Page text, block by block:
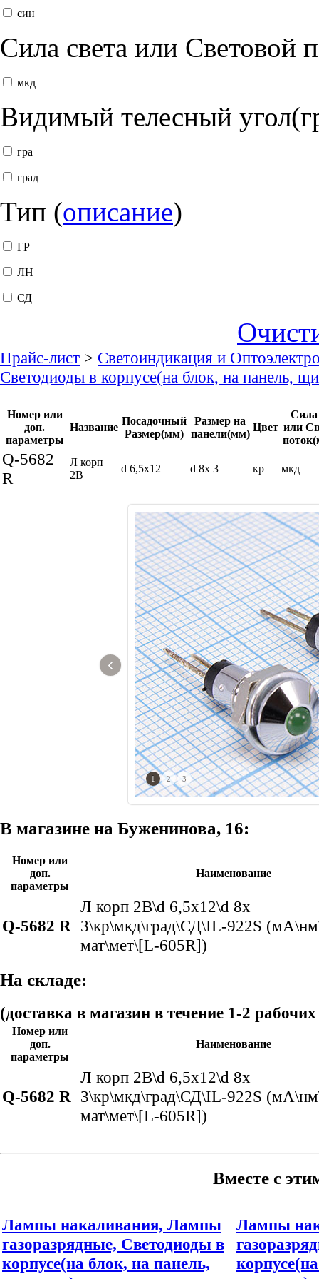
син
Сила света или Световой
мкд
Видимый телесный
гра
град
Тип (описание)
ГР
ЛН
СД
Прайс-лист > Светоиндикация и
Светодиоды в корпусе(на блок, на панель,
Номер или
доп.
параметры
Название
Посадочный
Размер(мм)
Размер на
панели(мм)
Цвет
Сила
или
Q-5682
R
Л корп
2В
d 6,5x12 d 8x 3 кр мкд
‹
1 2 3
В магазине на Буженинова, 16:
Номер или
доп.
параметры
Наименование
Q-5682 R
Л корп 2В\d 6,5x12\d 8x
3\кр\мкд\град\СД\IL-922S
мат\мет\[L-605R])
На складе:
(доставка в магазин в течение 1-2
Номер или
доп.
параметры
Наименование
Q-5682 R
Л корп 2В\d 6,5x12\d 8x
3\кр\мкд\град\СД\IL-922S
мат\мет\[L-605R])
Вместе с
Лампы накаливания, Лампы
газоразрядные, Светодиоды в
корпусе(на блок, на панель,
Лампы